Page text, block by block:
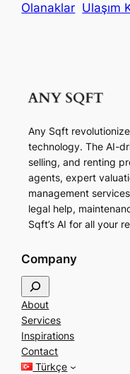
Olanaklar Ulaşım
Any Sqft
technology. The AI-
selling, and renting
agents, expert
management
legal help,
Sqft’s AI for all your
Company
e
a
r
c
h
About
Services
Inspirations
Contact
Türkçe